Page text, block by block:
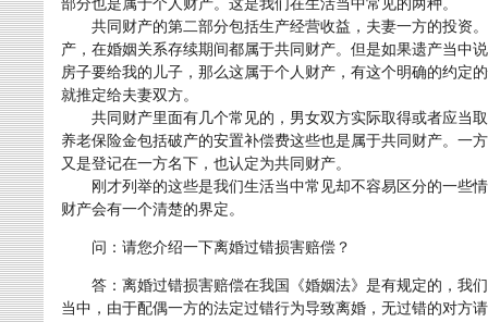
部分也是属于个人财产。这是我们在生活当中常见的两种。
共同财产的第二部分包括生产经营收益，夫妻一方的投资
产，在婚姻关系存续期间都属于共同财产。但是如果遗产当中
房子要给我的儿子，那么这属于个人财产，有这个明确的约定
就推定给夫妻双方。
共同财产里面有几个常见的，男女双方实际取得或者应当
养老保险金包括破产的安置补偿费这些也是属于共同财产。一
又是登记在一方名下，也认定为共同财产。
刚才列举的这些是我们生活当中常见却不容易区分的一些
财产会有一个清楚的界定。
问：请您介绍一下离婚过错损害赔偿？
答：离婚过错损害赔偿在我国《婚姻法》是有规定的，我
当中，由于配偶一方的法定过错行为导致离婚，无过错的对方